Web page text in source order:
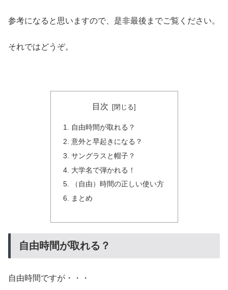
参考になると思いますので、是非最後までご覧ください。
それではどうぞ。
目次
自由時間が取れる？
意外と早起きになる？
サングラスと帽子？
大学名で弾かれる！
（自由）時間の正しい使い方
まとめ
自由時間が取れる？
自由時間ですが・・・